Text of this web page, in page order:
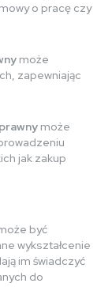
o pracę czy
może
zapewniając
może
jak zakup
być
wykształcenie
im świadczyć
do